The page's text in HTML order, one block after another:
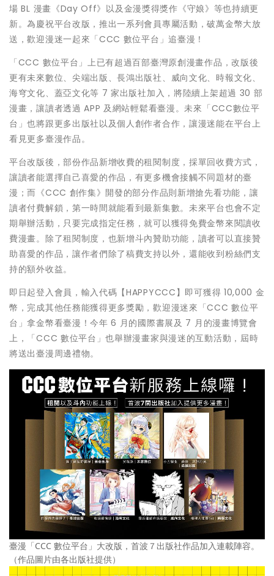
場 BL 漫畫《Day Off》以及金漫獎得獎作《守娘》等也持續更
新。為慶祝平台改版，推出一系列會員專屬活動，破萬金幣大放
送，歡迎漫迷一起來「CCC 數位平台」追臺漫！
「CCC 數位平台」上已有超過百部臺灣原創漫畫作品，改版後
更有未來數位、尖端出版、長鴻出版社、威向文化、時報文化、
海穹文化、蓋亞文化等 7 家出版社加入，將陸續上架超過 30 部
漫畫，讓讀者透過 APP 及網站輕鬆看臺漫。未來「CCC數位平
台」也將跟更多出版社以及個人創作者合作，讓漫迷能在平台上
看見更多臺漫作品。
平台改版後，部份作品新增收費的租閱制度，採單回收費方式，
讓讀者能選擇自己喜愛的作品，有更多機會接觸不同題材的臺
漫；而《CCC 創作集》開發的部分作品則新增搶先看功能，讓
讀者付費解鎖，第一時間就能看到最新集數。未來平台也會不定
期舉辦活動，只要完成指定任務，就可以獲得免費金幣來閱讀收
費漫畫。除了租閱制度，也新增斗內贊助功能，讀者可以直接贊
助喜愛的作品，讓作者們除了稿費支持以外，還能收到粉絲們支
持的額外收益。
即日起登入會員，輸入代碼【HAPPYCCC】即可獲得 10,000 金
幣，完成其他任務能獲得更多獎勵，歡迎漫迷來「CCC 數位平
台」拿金幣看臺漫！今年 6 月的國際書展及 7 月的漫畫博覽會
上，「CCC 數位平台」也舉辦漫畫家與漫迷的互動活動，屆時
將送出臺漫周邊禮物。
臺漫「CCC 數位平台」大改版，首波７出版社作品加入連載陣容。
（作品圖片由各出版社提供）